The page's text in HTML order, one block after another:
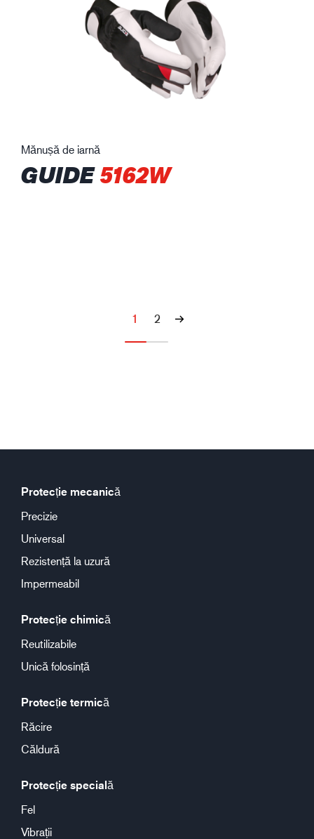
Mănușă de iarnă
GUIDE5162W
1 2
Protecție mecanică
Precizie
Universal
Rezistență la uzură
Impermeabil
Protecție chimică
Reutilizabile
Unică folosință
Protecție termică
Răcire
Căldură
Protecție specială
Fel
Vibrații